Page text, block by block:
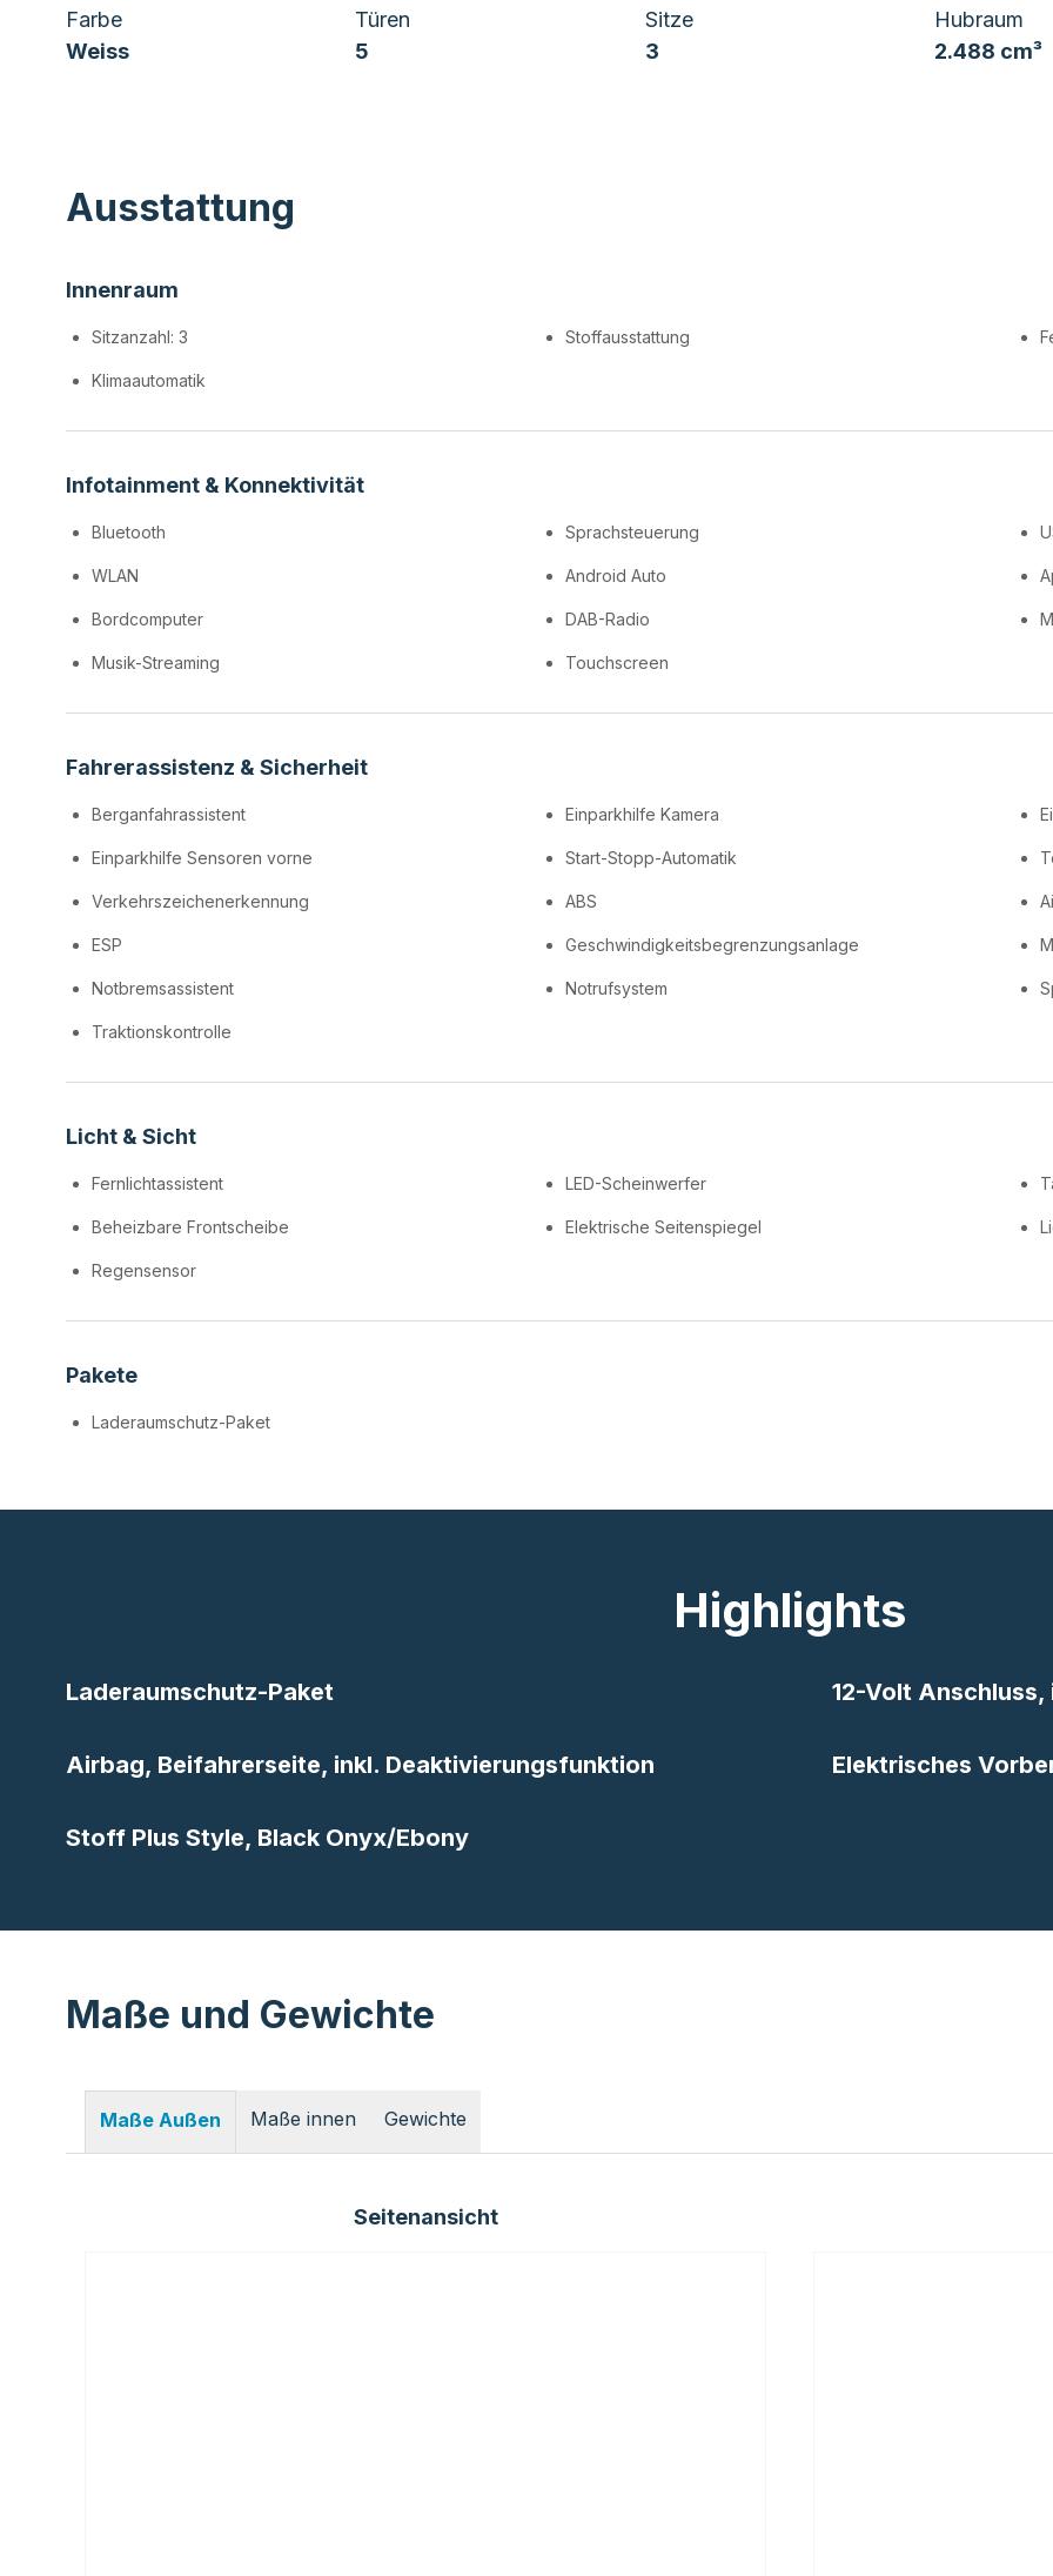
Farbe
Weiss
Türen
5
Sitze
3
Hubraum
2.488 cm³
Ausstattung
Innenraum
Sitzanzahl: 3 Stoffausstattung
Klimaautomatik
Infotainment & Konnektivität
Bluetooth Sprachsteuerung
WLAN Android Auto
Bordcomputer DAB-Radio
Musik-Streaming Touchscreen
Fahrerassistenz & Sicherheit
Berganfahrassistent Einparkhilfe Kamera
Einparkhilfe Sensoren vorne Start-Stopp-Automatik
Verkehrszeichenerkennung ABS
ESP Geschwindigkeitsbegrenzungsanlage
Notbremsassistent Notrufsystem
Traktionskontrolle
Licht & Sicht
Fernlichtassistent LED-Scheinwerfer
Beheizbare Frontscheibe Elektrische Seitenspiegel
Regensensor
Pakete
Laderaumschutz-Paket
Highlights
Laderaumschutz-Paket 12-Volt
Airbag, Beifahrerseite, inkl. Deaktivierungsfunktion Elektrisches
Stoff Plus Style, Black Onyx/Ebony
Maße und Gewichte
Maße Außen Maße innen Gewichte
Seitenansicht